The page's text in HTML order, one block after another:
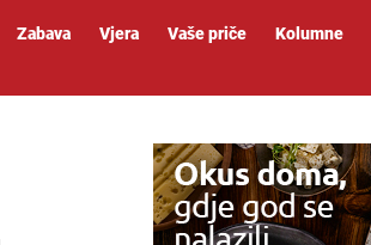
Zabava Vjera Vaše priče Kolumne